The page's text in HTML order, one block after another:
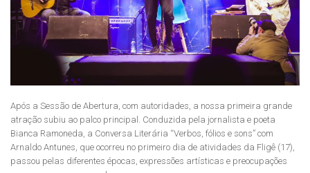
Após a Sessão de Abertura, com autoridades, a nossa primeira grande
atração subiu ao palco principal. Conduzida pela jornalista e poeta
Bianca Ramoneda, a Conversa Literária “Verbos, fólios e sons” com
Arnaldo Antunes, que ocorreu no primeiro dia de atividades da Fligê (17),
passou pelas diferentes épocas, expressões artísticas e preocupações